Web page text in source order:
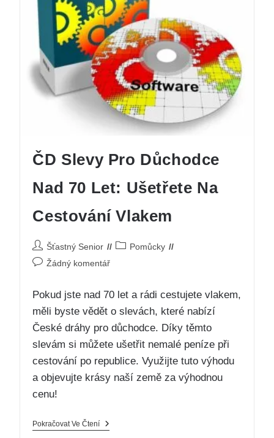
ČD Slevy Pro Důchodce
Nad 70 Let: Ušetřete Na
Cestování Vlakem
Šťastný Senior
Pomůcky
Žádný komentář
Pokud jste nad 70 let a rádi cestujete vlakem,
měli byste vědět o slevách, které nabízí
České dráhy pro důchodce. Díky těmto
slevám si můžete ušetřit nemalé peníze při
cestování po republice. Využijte tuto výhodu
a objevujte krásy naší země za výhodnou
cenu!
Pokračovat Ve Čtení